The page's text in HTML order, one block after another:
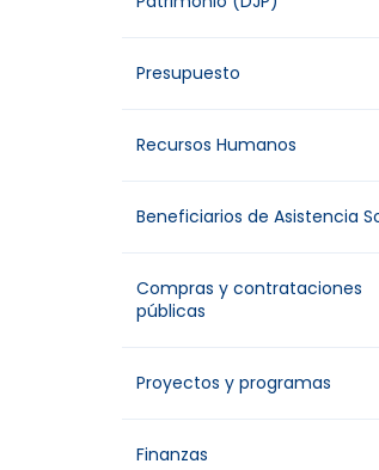
Presupuesto
Recursos Humanos
Beneficiarios de Asistencia
Compras y contrataciones
públicas
Proyectos y programas
Finanzas